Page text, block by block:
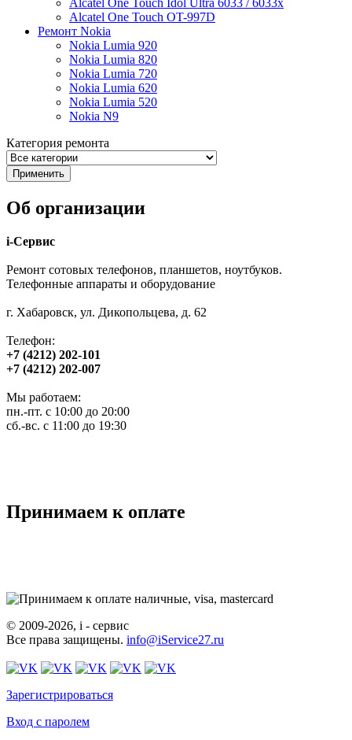
Alcatel One Touch OT-997D
Ремонт Nokia
Nokia Lumia 920
Nokia Lumia 820
Nokia Lumia 720
Nokia Lumia 620
Nokia Lumia 520
Nokia N9
Категория ремонта
Об организации
i-Сервис
Ремонт сотовых телефонов, планшетов, ноутбуков.
Телефонные аппараты и оборудование
г. Хабаровск, ул. Дикопольцева, д. 62
Телефон:
+7 (4212) 202-101
+7 (4212) 202-007
Мы работаем:
пн.-пт. с 10:00 до 20:00
сб.-вс. с 11:00 до 19:30
Принимаем к оплате
© 2009-2026, i - сервис
Все права защищены. info@iService27.ru
Зарегистрироваться
Вход с паролем